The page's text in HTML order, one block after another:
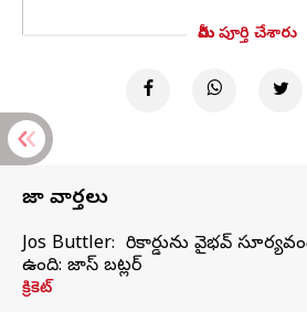
మీరు పూర్తి చేశారు
తాజా వార్తలు
Jos Buttler: నా రికార్డును వైభవ్
ఉంది: జాస్ బట్లర్
క్రికెట్